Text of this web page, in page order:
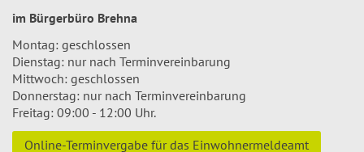
im Bürgerbüro Brehna
Montag: geschlossen
Dienstag: nur nach Terminvereinbarung
Mittwoch: geschlossen
Donnerstag: nur nach Terminvereinbarung
Freitag: 09:00 - 12:00 Uhr.
Online-Terminvergabe für das Einwohnermeldeamt